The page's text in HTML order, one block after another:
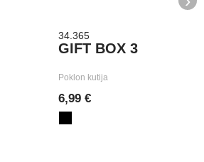
34.365
GIFT BOX 3
Poklon kutija
6,99 €